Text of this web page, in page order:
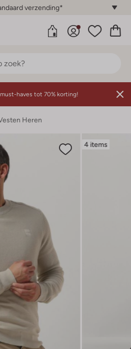
verzending*
haves tot 70% korting!
Heren
4 items